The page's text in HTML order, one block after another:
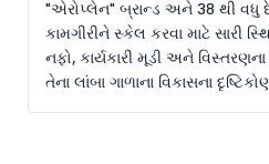
"એરોપ્લેન" બ્રાન્ડ અને 38 થી વધુ
કામગીરીને સ્કેલ કરવા માટે સારી
નફો, કાર્યકારી મૂડી અને
તેના લાંબા ગાળાના વિકાસના